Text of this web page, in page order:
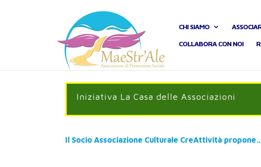
CHI SIAMO
COLLABORA CON NOI
Iniziativa La Casa delle Associazioni
Il Socio Associazione Culturale CreAttività